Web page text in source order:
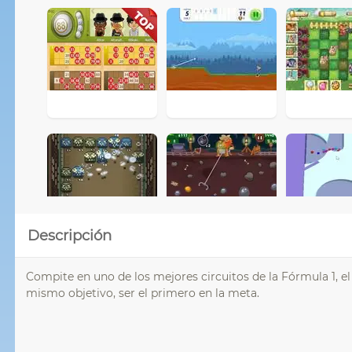
Descripción
Compite en uno de los mejores circuitos de la Fórmula 1,
mismo objetivo, ser el primero en la meta.